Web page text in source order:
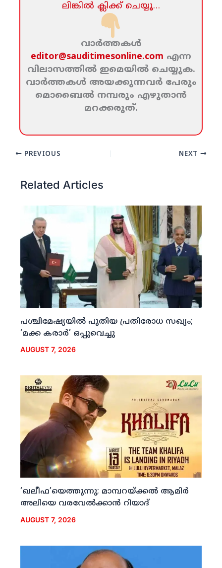
ലിങ്കില്‍ ക്ലിക്ക്‌ ചെയ്യൂ…
വാര്‍ത്തകള്‍
editor@sauditimesonline.com എന്ന
വിലാസത്തില്‍ ഇമെയില്‍ ചെയ്യുക.
വാര്‍ത്തകള്‍ അയക്കുന്നവര്‍ പേരും
മൊബൈല്‍ നമ്പരും എഴുതാന്‍
മറക്കരുത്‌.
PREVIOUS NEXT
Related Articles
പശ്ചിമേഷ്യയില്‍ പുതിയ പ്രതിരോധ സഖ്യം;
‘മക്ക കരാര്‍’ ഒപ്പുവെച്ചു
AUGUST 7, 2026
‘ഖലീഫ’യെത്തുന്നു; മാമ്പറയ്ക്കല്‍ ആമിര്‍
അലിയെ വരവേല്‍ക്കാന്‍ റിയാദ്
AUGUST 7, 2026